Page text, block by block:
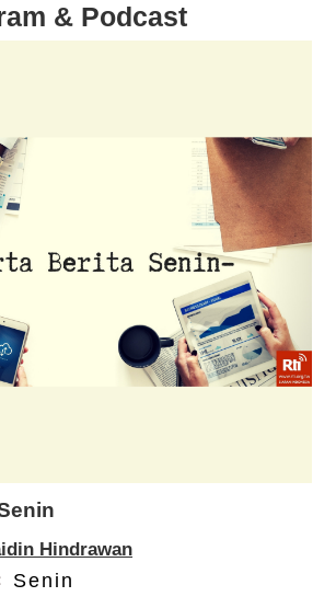
& Podcast
Hindrawan
Senin